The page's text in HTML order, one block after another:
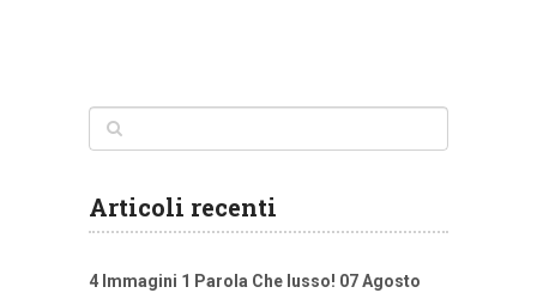
Articoli recenti
4 Immagini 1 Parola Che lusso! 07 Agosto